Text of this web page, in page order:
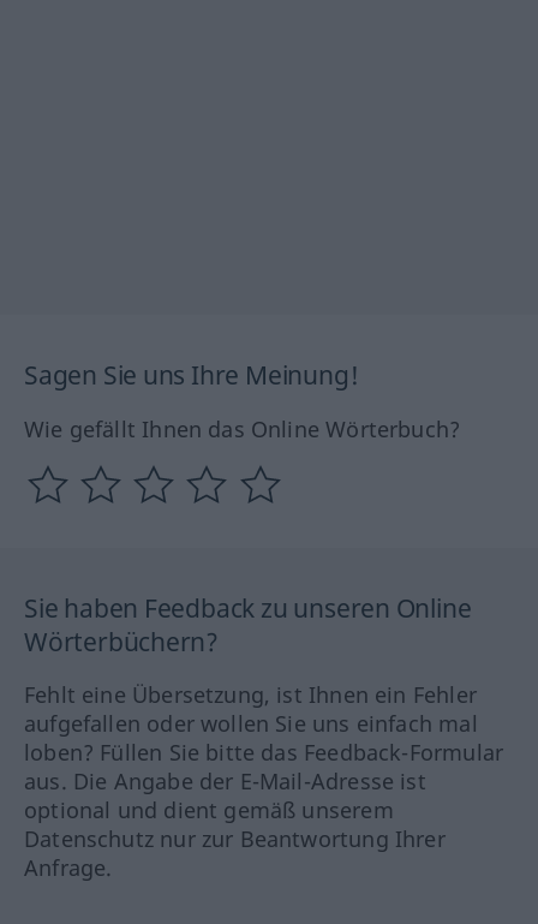
Sagen Sie uns Ihre Meinung!
Wie gefällt Ihnen das Online Wörterbuch?
Sie haben Feedback zu unseren Online
Wörterbüchern?
Fehlt eine Übersetzung, ist Ihnen ein Fehler
aufgefallen oder wollen Sie uns einfach mal
loben? Füllen Sie bitte das Feedback-Formular
aus. Die Angabe der E-Mail-Adresse ist
optional und dient gemäß unserem
Datenschutz nur zur Beantwortung Ihrer
Anfrage.